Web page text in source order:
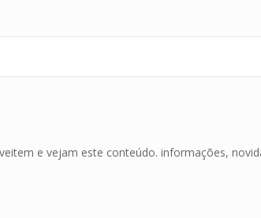
e vejam este conteúdo. informações,